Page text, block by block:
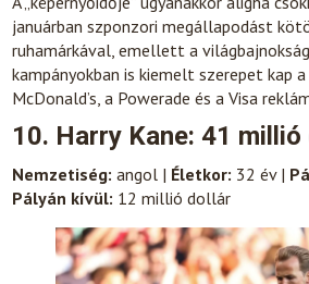
januárban szponzori megállapodást
ruhamárkával, emellett a
kampányokban is kiemelt szerepet kap a
McDonald’s, a Powerade és a Visa
10. Harry Kane: 41
Nemzetiség: angol | Életkor: 32 év |
Pályán kívül: 12 millió dollár